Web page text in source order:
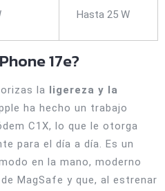
Hasta 25 W
17e?
la
ligereza y la
ha hecho un trabajo
C1X, lo que le otorga
para el día a día. Es un
en la mano, moderno
MagSafe y que, al estrenar